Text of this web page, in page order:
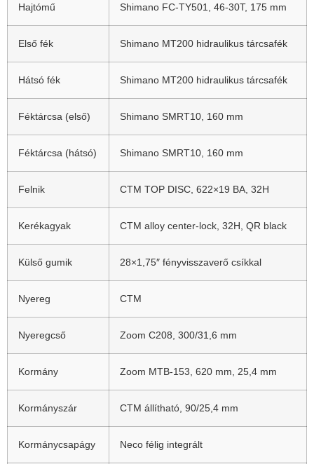
Hajtómű Shimano FC-TY501, 46-30T, 175 mm
Első fék Shimano MT200 hidraulikus tárcsafék
Hátsó fék Shimano MT200 hidraulikus tárcsafék
Féktárcsa (első) Shimano SMRT10, 160 mm
Féktárcsa (hátsó) Shimano SMRT10, 160 mm
Felnik CTM TOP DISC, 622×19 BA, 32H
Kerékagyak CTM alloy center-lock, 32H, QR black
Külső gumik 28×1,75″ fényvisszaverő csíkkal
Nyereg CTM
Nyeregcső Zoom C208, 300/31,6 mm
Kormány Zoom MTB-153, 620 mm, 25,4 mm
Kormányszár CTM állítható, 90/25,4 mm
Kormánycsapágy Neco félig integrált